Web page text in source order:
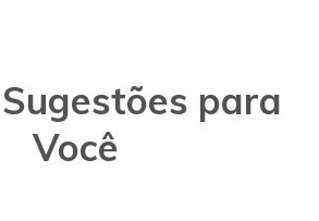
para
Você